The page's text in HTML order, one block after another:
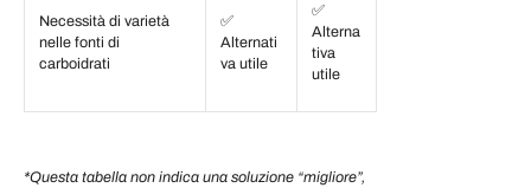
Necessità di varietà
nelle fonti di
carboidrati
✅
Alternati
va utile
✅
Alterna
tiva
utile
*Questa tabella non indica una soluzione “migliore”,